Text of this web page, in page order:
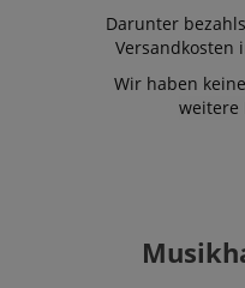
Darunter
Versandkosten
Wir haben
weitere